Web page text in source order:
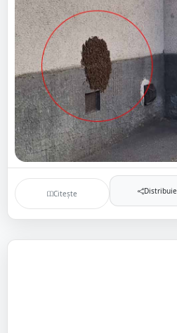
Citește Distribuie